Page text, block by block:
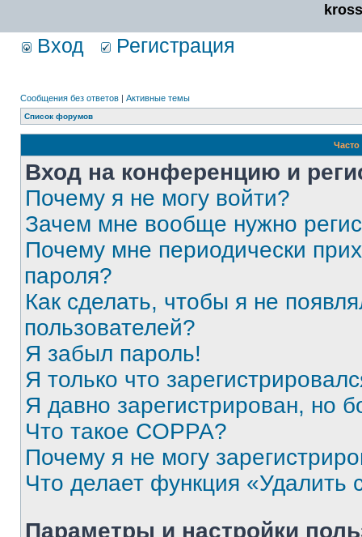
Вход Регистрация
Сообщения без ответов | Активные темы
Список форумов
Вход на конференцию и
Почему я не могу войти?
Зачем мне вообще нужно
Почему мне периодически
пароля?
Как сделать, чтобы я не
пользователей?
Я забыл пароль!
Я только что
Я давно зарегистрирован, но
Что такое COPPA?
Почему я не могу
Что делает функция «Удалить
Параметры и настройки